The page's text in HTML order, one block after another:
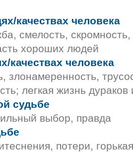
качествах человека
смелость,
хороших людей
качествах человека
злонамеренность,
легкая жизнь дураков
судьбе
выбор, правда
потери,